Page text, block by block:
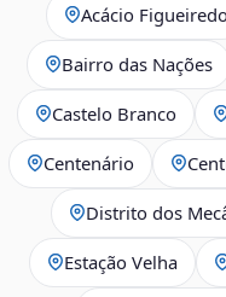
Acácio Figueiredo
Bairro das Nações
Castelo Branco
Centenário
Distrito dos
Estação Velha